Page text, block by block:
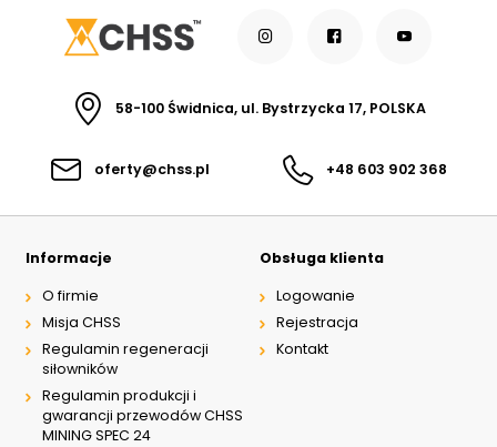
58-100 Świdnica, ul. Bystrzycka 17, POLSKA
oferty@chss.pl +48 603 902 368
Informacje
O firmie
Misja CHSS
Regulamin regeneracji
siłowników
Regulamin produkcji i
gwarancji przewodów CHSS
MINING SPEC 24
Obsługa klienta
Logowanie
Rejestracja
Kontakt